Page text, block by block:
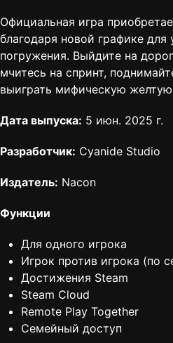
Официальная игра
благодаря новой графике для
погружения. Выйдите на
мчитесь на спринт,
выиграть мифическую
Дата выпуска: 5 июн. 2025 г.
Разработчик: Cyanide Studio
Издатель: Nacon
Функции
Для одного игрока
Игрок против игрока (по
Достижения Steam
Steam Cloud
Remote Play Together
Семейный доступ